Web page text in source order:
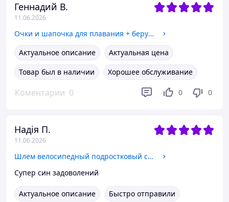
Геннадий В.
11.06.2026
Очки и шапочка для плавания + беруши и зажим для носа Комплект для бассейна, моря унисекс для мужчин в футляре
Актуальное описание
Актуальная цена
Товар был в наличии
Хорошее обслуживание
Коментарии 0 0 0
Надія П.
11.06.2026
Шлем велосипедный подростковый с подбородочной защитой детский с задним фонариком Full Face Черный
Супер син задоволений
Актуальное описание Быстро отправили